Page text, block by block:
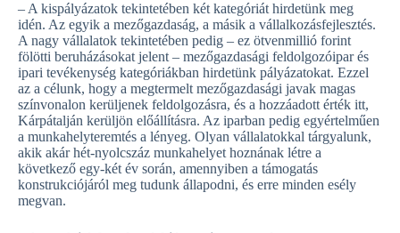
– A kispályázatok tekintetében két kategóriát hirdetünk meg
idén. Az egyik a mezőgazdaság, a másik a vállalkozásfejlesztés.
A nagy vállalatok tekintetében pedig – ez ötvenmillió forint
fölötti beruházásokat jelent – mezőgazdasági feldolgozóipar és
ipari tevékenység kategóriákban hirdetünk pályázatokat. Ezzel
az a célunk, hogy a megtermelt mezőgazdasági javak magas
színvonalon kerüljenek feldolgozásra, és a hozzáadott érték itt,
Kárpátalján kerüljön előállításra. Az iparban pedig egyértelműen
a munkahelyteremtés a lényeg. Olyan vállalatokkal tárgyalunk,
akik akár hét-nyolcszáz munkahelyet hoznának létre a
következő egy-két év során, amennyiben a támogatás
konstrukciójáról meg tudunk állapodni, és erre minden esély
megvan.